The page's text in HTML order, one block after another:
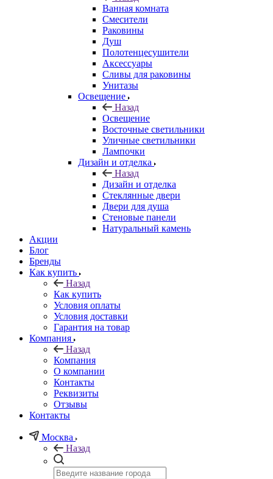
Ванная комната
Смесители
Раковины
Душ
Полотенцесушители
Аксессуары
Сливы для раковины
Унитазы
Освещение
Назад
Освещение
Восточные светильники
Уличные светильники
Лампочки
Дизайн и отделка
Назад
Дизайн и отделка
Стеклянные двери
Двери для душа
Стеновые панели
Натуральный камень
Акции
Блог
Бренды
Как купить
Назад
Как купить
Условия оплаты
Условия доставки
Гарантия на товар
Компания
Назад
Компания
О компании
Контакты
Реквизиты
Отзывы
Контакты
Москва
Назад